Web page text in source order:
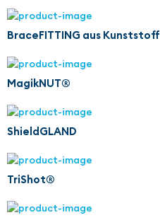
BraceFITTING aus Kunststoff
MagikNUT®
ShieldGLAND
TriShot®